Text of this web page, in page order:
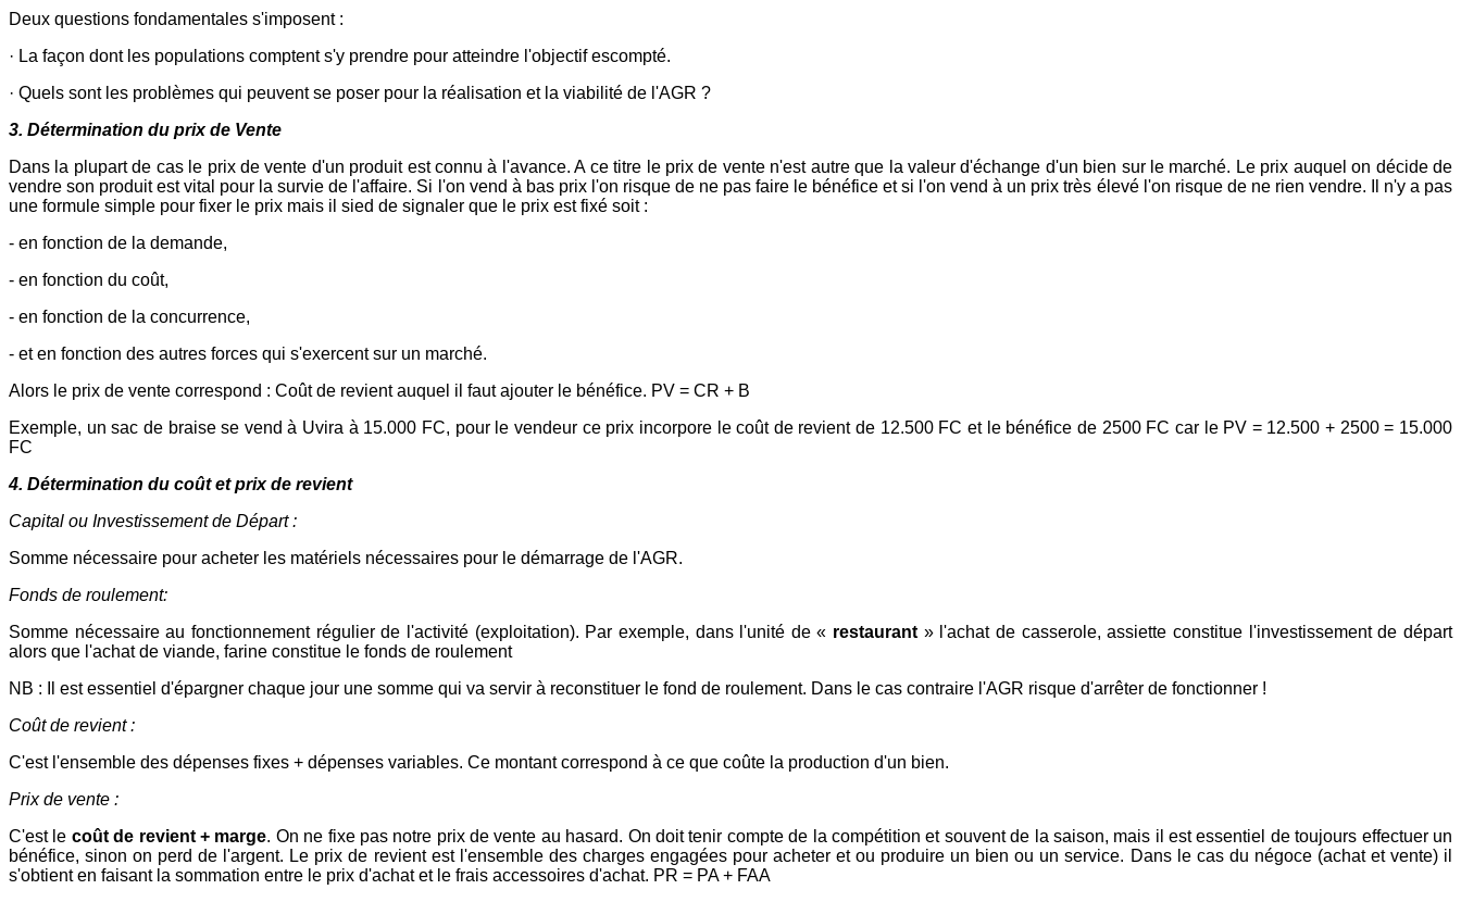
Deux questions fondamentales s'imposent :
· La façon dont les populations comptent s'y prendre pour atteindre l'objectif escompté.
· Quels sont les problèmes qui peuvent se poser pour la réalisation et la viabilité de l'AGR ?
3. Détermination du prix de Vente
Dans la plupart de cas le prix de vente d'un produit est connu à l'avance. A ce titre le prix de vente n'est autre que la valeur d'échange d'un bien sur le marché. Le prix auquel on décide de
vendre son produit est vital pour la survie de l'affaire. Si l'on vend à bas prix l'on risque de ne pas faire le bénéfice et si l'on vend à un prix très élevé l'on risque de ne rien vendre. Il n'y a pas
une formule simple pour fixer le prix mais il sied de signaler que le prix est fixé soit :
- en fonction de la demande,
- en fonction du coût,
- en fonction de la concurrence,
- et en fonction des autres forces qui s'exercent sur un marché.
Alors le prix de vente correspond : Coût de revient auquel il faut ajouter le bénéfice. PV = CR + B
Exemple, un sac de braise se vend à Uvira à 15.000 FC, pour le vendeur ce prix incorpore le coût de revient de 12.500 FC et le bénéfice de 2500 FC car le PV = 12.500 + 2500 = 15.000
FC
4. Détermination du coût et prix de revient
Capital ou Investissement de Départ :
Somme nécessaire pour acheter les matériels nécessaires pour le démarrage de l'AGR.
Fonds de roulement:
Somme nécessaire au fonctionnement régulier de l'activité (exploitation). Par exemple, dans l'unité de « restaurant » l'achat de casserole, assiette constitue l'investissement de départ
alors que l'achat de viande, farine constitue le fonds de roulement
NB : Il est essentiel d'épargner chaque jour une somme qui va servir à reconstituer le fond de roulement. Dans le cas contraire l'AGR risque d'arrêter de fonctionner !
Coût de revient :
C'est l'ensemble des dépenses fixes + dépenses variables. Ce montant correspond à ce que coûte la production d'un bien.
Prix de vente :
C'est le coût de revient + marge. On ne fixe pas notre prix de vente au hasard. On doit tenir compte de la compétition et souvent de la saison, mais il est essentiel de toujours effectuer un
bénéfice, sinon on perd de l'argent. Le prix de revient est l'ensemble des charges engagées pour acheter et ou produire un bien ou un service. Dans le cas du négoce (achat et vente) il
s'obtient en faisant la sommation entre le prix d'achat et le frais accessoires d'achat. PR = PA + FAA